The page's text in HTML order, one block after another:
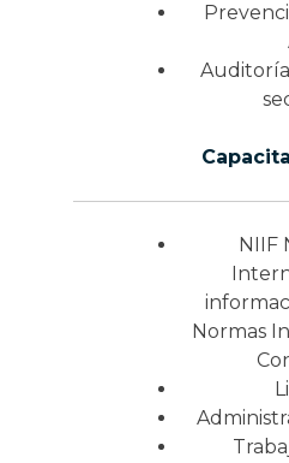
NIIF
Normas